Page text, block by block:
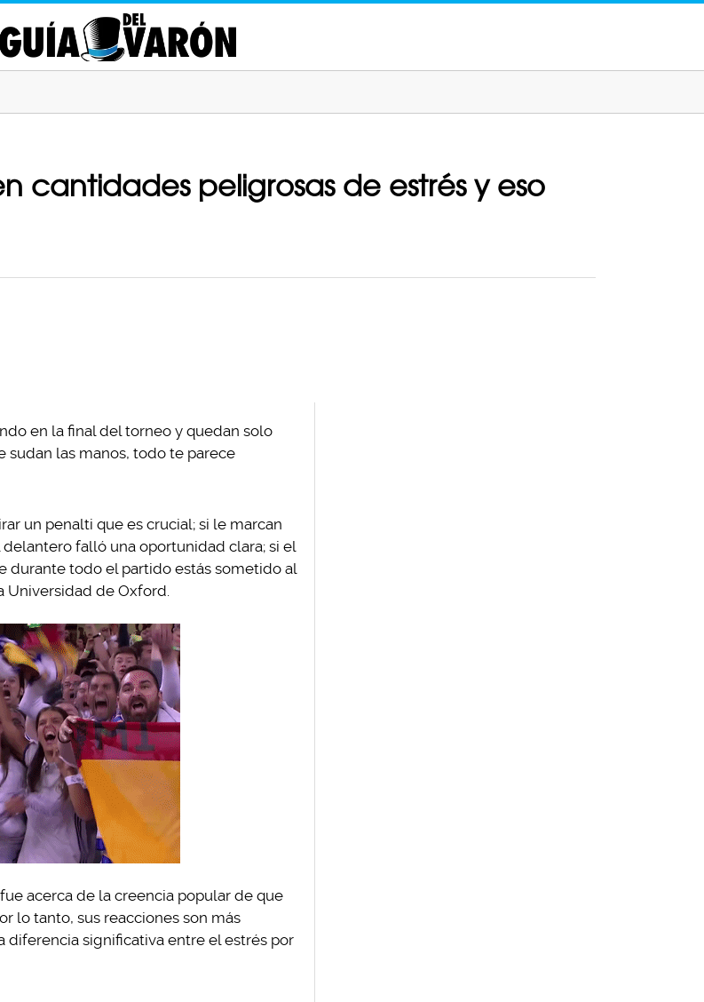
cantidades peligrosas de estrés y eso
en la final del torneo y quedan solo
sudan las manos, todo te parece
un penalti que es crucial; si le marcan
falló una oportunidad clara; si el
durante todo el partido estás sometido al
Universidad de Oxford.
acerca de la creencia popular de que
lo tanto, sus reacciones son más
diferencia significativa entre el estrés por